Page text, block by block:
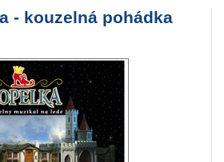
- kouzelná pohádka